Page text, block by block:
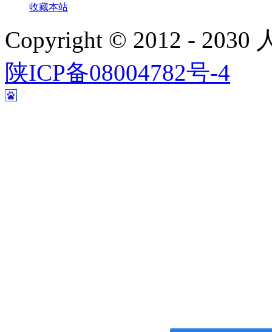
收藏本站
Copyright © 2012 - 2030
陕ICP备08004782号-4